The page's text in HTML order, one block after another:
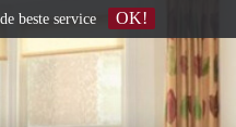
beste service OK!